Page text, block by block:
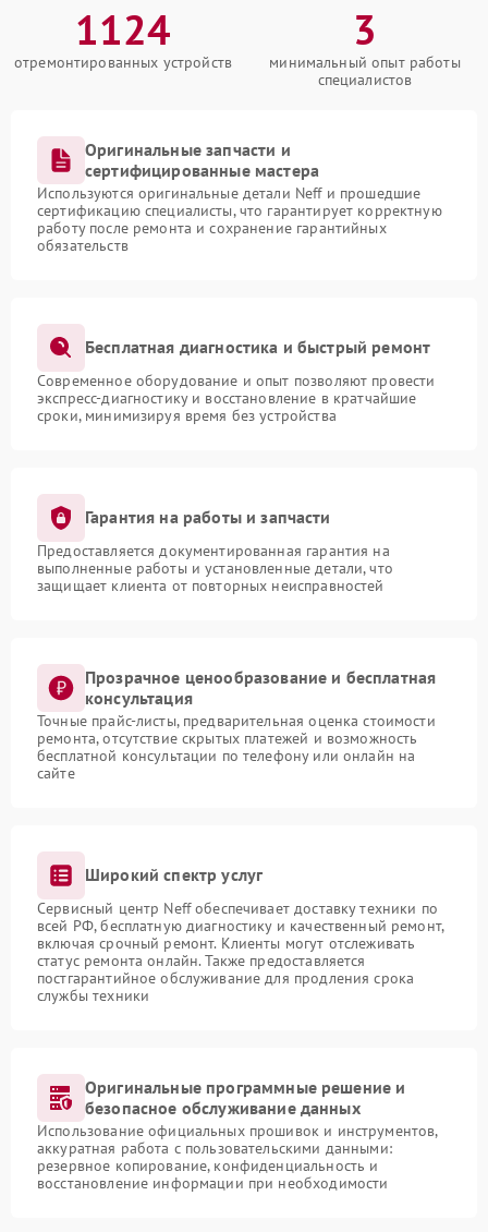
1124
отремонтированных устройств
3
минимальный опыт работы
специалистов
Оригинальные запчасти и
сертифицированные мастера
Используются оригинальные детали Neff и прошедшие
сертификацию специалисты, что гарантирует корректную
работу после ремонта и сохранение гарантийных
обязательств
Бесплатная диагностика и быстрый ремонт
Современное оборудование и опыт позволяют провести
экспресс-диагностику и восстановление в кратчайшие
сроки, минимизируя время без устройства
Гарантия на работы и запчасти
Предоставляется документированная гарантия на
выполненные работы и установленные детали, что
защищает клиента от повторных неисправностей
Прозрачное ценообразование и бесплатная
консультация
Точные прайс-листы, предварительная оценка стоимости
ремонта, отсутствие скрытых платежей и возможность
бесплатной консультации по телефону или онлайн на
сайте
Широкий спектр услуг
Сервисный центр Neff обеспечивает доставку техники по
всей РФ, бесплатную диагностику и качественный ремонт,
включая срочный ремонт. Клиенты могут отслеживать
статус ремонта онлайн. Также предоставляется
постгарантийное обслуживание для продления срока
службы техники
Оригинальные программные решение и
безопасное обслуживание данных
Использование официальных прошивок и инструментов,
аккуратная работа с пользовательскими данными:
резервное копирование, конфиденциальность и
восстановление информации при необходимости